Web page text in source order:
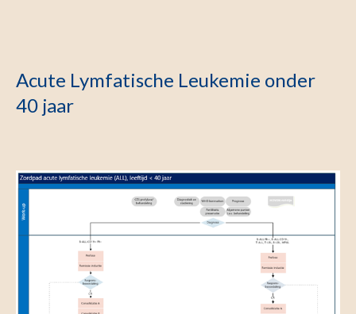
Acute Lymfatische Leukemie onder
40 jaar